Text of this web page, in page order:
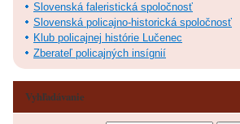
Slovenská faleristická spoločnosť
Slovenská policajno-historická spoločnosť
Klub policajnej histórie Lučenec
Zberateľ policajných insígnií
Vyhľadávanie